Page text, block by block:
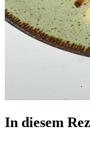
In diesem